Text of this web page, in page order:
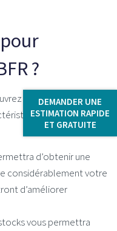
?
de nombreuses
de votre
d’obtenir une
considérablement votre
d’améliorer
vous permettra
DEMANDER UNE
ESTIMATION RAPIDE
ET GRATUITE